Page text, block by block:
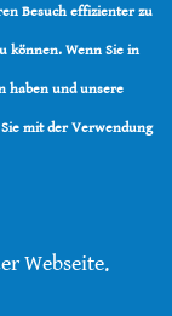
Besuch effizienter zu
können. Wenn Sie in
haben und unsere
mit der Verwendung
Webseite.